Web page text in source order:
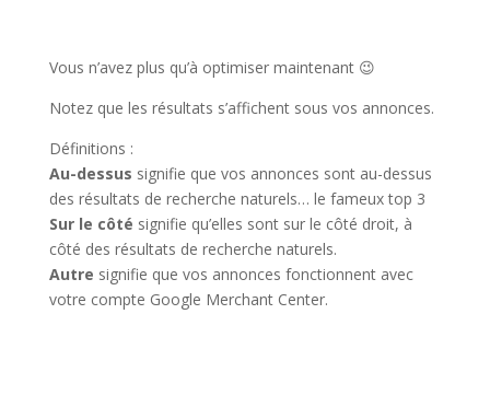
Vous n’avez plus qu’à optimiser maintenant 😉
Notez que les résultats s’affichent sous vos annonces.
Définitions :
Au-dessus signifie que vos annonces sont au-dessus
des résultats de recherche naturels… le fameux top 3
Sur le côté signifie qu’elles sont sur le côté droit, à
côté des résultats de recherche naturels.
Autre signifie que vos annonces fonctionnent avec
votre compte Google Merchant Center.